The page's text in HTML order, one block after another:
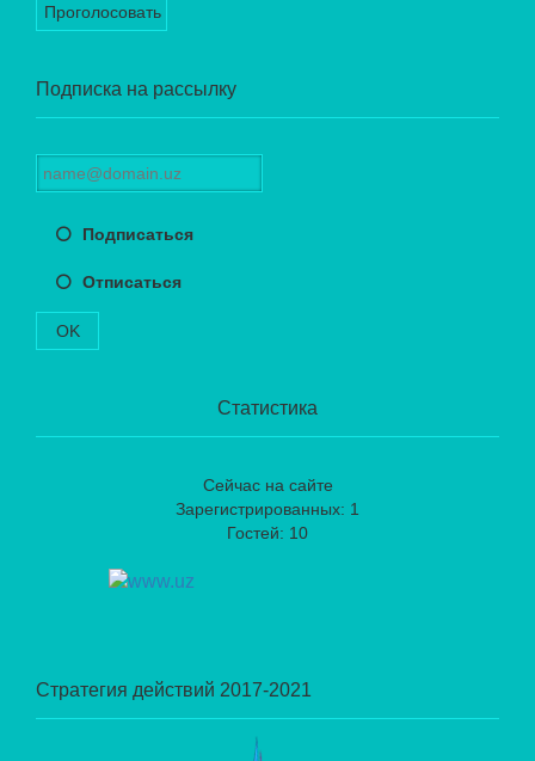
Проголосовать
Подписка на рассылку
Подписаться
Отписаться
OK
Статистика
Сейчас на сайте
Зарегистрированных: 1
Гостей: 10
Стратегия действий 2017-2021